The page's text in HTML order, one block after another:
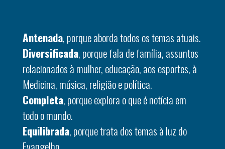
Antenada, porque aborda todos os temas atuais.
Diversificada, porque fala de família, assuntos
relacionados à mulher, educação, aos esportes, à
Medicina, música, religião e política.
Completa, porque explora o que é notícia em
todo o mundo.
Equilibrada, porque trata dos temas à luz do